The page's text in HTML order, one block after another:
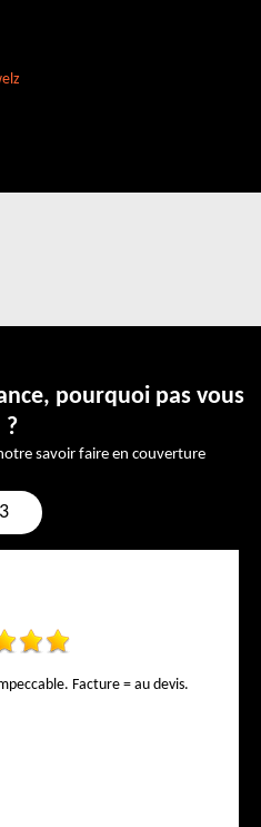
pourquoi pas vous
?
savoir faire en couverture
Facture = au devis.